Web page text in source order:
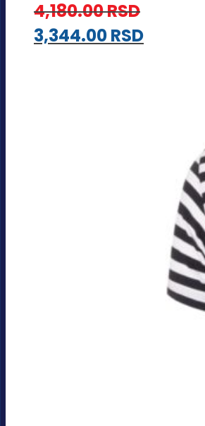
4,180.00RSD
3,344.00RSD